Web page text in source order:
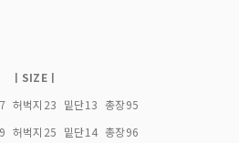
ㅣSIZEㅣ
허벅지23 밑단13 총장95
허벅지25 밑단14 총장96